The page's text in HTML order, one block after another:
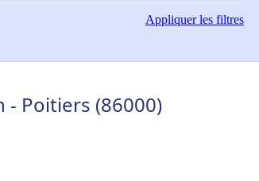
Appliquerles filtres
Poitiers (86000)